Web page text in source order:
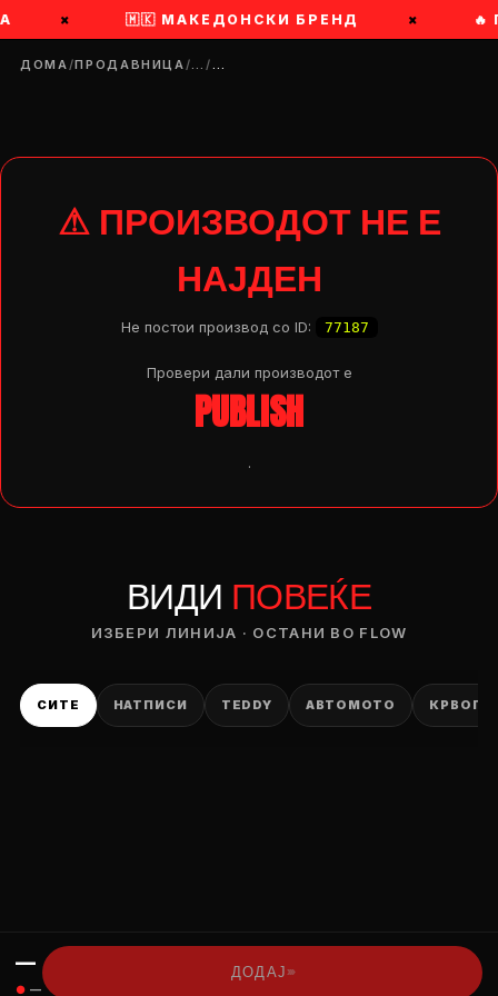
× 🇲🇰 МАКЕДОНСКИ БРЕНД ×
ДОМА/ПРОДАВНИЦА/…/…
⚠ ПРОИЗВОДОТ НЕ Е
НАЈДЕН
Не постои производ со ID: 77187
Провери дали производот e
PUBLISH
.
ВИДИ ПОВЕЌЕ
ИЗБЕРИ ЛИНИЈА · ОСТАНИ ВО FLOW
СИТЕ НАТПИСИ TEDDY АВТОМОТО
—
● —
ДОДАЈ›››